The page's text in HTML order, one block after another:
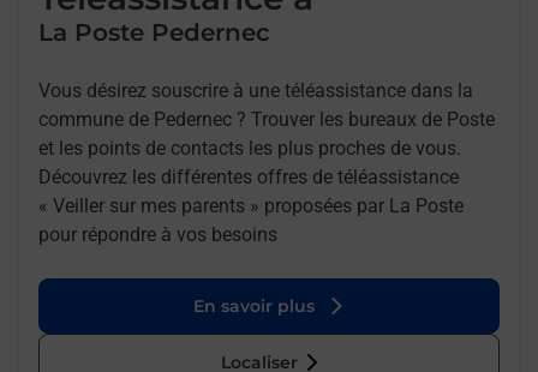
La Poste Pedernec
Vous désirez souscrire à une téléassistance dans la
commune de Pedernec ? Trouver les bureaux de Poste
et les points de contacts les plus proches de vous.
Découvrez les différentes offres de téléassistance
« Veiller sur mes parents » proposées par La Poste
pour répondre à vos besoins
En savoir plus
Localiser